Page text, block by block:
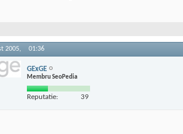
2005, 01:36
GExGE
Membru SeoPedia
Reputatie: 39